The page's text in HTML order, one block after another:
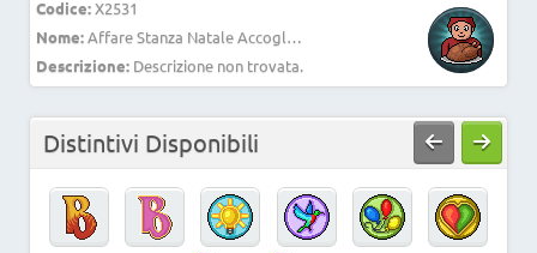
Codice:X2531
Nome:
Affare Stanza Natale Accogliente di Habbo
Descrizione: Descrizione non trovata.
Distintivi Disponibili